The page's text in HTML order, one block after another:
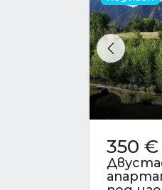
Previous
350 €